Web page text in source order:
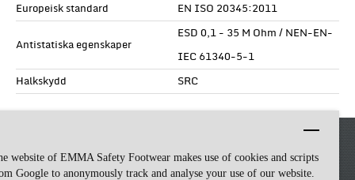
website of EMMA Safety Footwear makes use of cookies and scripts
Google to anonymously track and analyse your use of our website.
Europeisk standard
EN ISO 20345:2011
Antistatiska egenskaper
ESD 0,1 - 35 M Ohm / NEN-EN-
IEC 61340-5-1
Halkskydd
SRC